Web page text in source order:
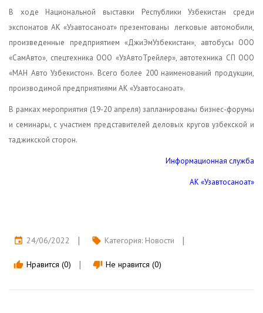
В ходе Национальной выставки Республики Узбекистан среди
экспонатов АК «Узавтосаноат» презентованы легковые автомобили,
произведенные предприятием «ДжиЭмУзбекистан», автобусы ООО
«СамАвто», спецтехника ООО «УзАвтоТрейлер», автотехника СП ООО
«МАН Авто Узбекистон». Всего более 200 наименований продукции,
производимой предприятиями АК «Узавтосаноат».
В рамках мероприятия (19-20 апреля) запланированы бизнес-форумы
и семинары, с участием представителей деловых кругов узбекской и
таджикской сторон.
Информационная служба
АК «Узавтосаноат»
event 24/06/2022 local_offer Категория: Новости
thumb_up Нравится (0) thumb_down Не нравится (0)